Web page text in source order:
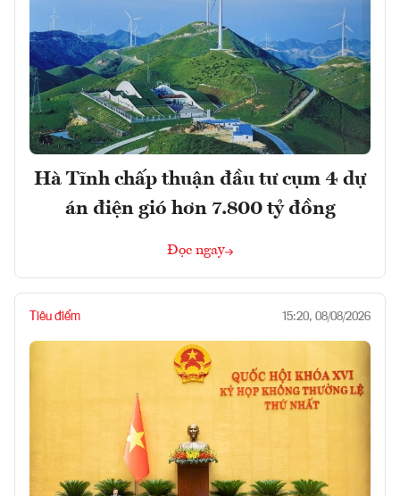
Hà Tĩnh chấp thuận đầu tư cụm 4 dự
án điện gió hơn 7.800 tỷ đồng
Đọc ngay
Tiêu điểm 15:20, 08/08/2026